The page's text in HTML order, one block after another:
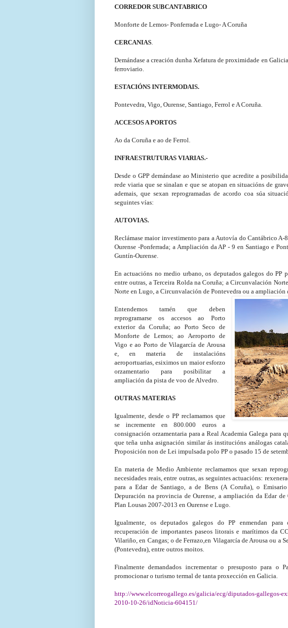
CORREDOR SUBCANTABRICO
Monforte de Lemos- Ponferrada e Lugo- A Coruña
CERCANIAS
Demándase a creación dunha Xefatura de proximidade en
ferroviario.
ESTACIÓNS INTERMODAIS.
Pontevedra, Vigo, Ourense, Santiago, Ferrol e A Coruña.
ACCESOS A PORTOS
Ao da Coruña e ao de Ferrol.
INFRAESTRUTURAS VIARIAS.-
Desde o GPP demándase ao Ministerio que acredite a
rede viaria que se sinalan e que se atopan en situacións de
ademais, que sexan reprogramadas de acordo coa súa
seguintes vías:
AUTOVIAS.
Reclámase maior investimento para a Autovía do Cantábrico A-
Ourense -Ponferrada; a Ampliación da AP - 9 en Santiago e
Guntín-Ourense.
En actuacións no medio urbano, os deputados galegos do PP
entre outras, a Terceira Rolda na Coruña; a Circunvalación
Norte en Lugo, a Circunvalación de Pontevedra ou a ampliación
Entendemos tamén que deben
reprogramarse os accesos ao Porto
exterior da Coruña; ao Porto Seco de
Monforte de Lemos; ao Aeroporto de
Vigo e ao Porto de Vilagarcía de Arousa
e, en materia de instalacións
aeroportuarias, esiximos un maior esforzo
orzamentario para posibilitar a
ampliación da pista de voo de Alvedro.
OUTRAS MATERIAS
Igualmente, desde o PP reclamamos que
se incremente en 800.000 euros a
consignación orzamentaria para a Real Academia Galega para
que teña unha asignación similar ás institucións análogas
Proposición non de Lei impulsada polo PP o pasado 15 de
En materia de Medio Ambiente reclamamos que sexan
necesidades reais, entre outras, as seguintes actuacións:
para a Edar de Santiago, a de Bens (A Coruña), o
Depuración na provincia de Ourense, a ampliación da Edar de
Plan Lousas 2007-2013 en Ourense e Lugo.
Igualmente, os deputados galegos do PP enmendan
recuperación de importantes paseos litorais e marítimos da
Vilariño, en Cangas; o de Ferrazo,en Vilagarcía de Arousa ou a
(Pontevedra), entre outros moitos.
Finalmente demandados incrementar o presuposto para o
promocionar o turismo termal de tanta proxección en Galicia.
http://www.elcorreogallego.es/galicia/ecg/diputados-gallegos-
2010-10-26/idNoticia-604151/